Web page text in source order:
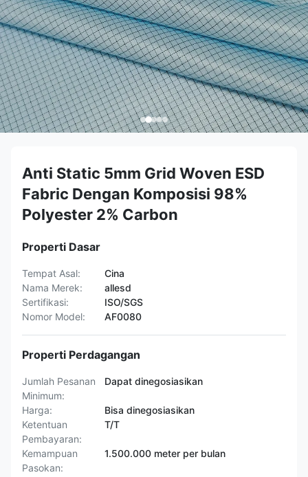
Anti Static 5mm Grid Woven ESD
Fabric Dengan Komposisi 98%
Polyester 2% Carbon
Properti Dasar
Tempat Asal:
Cina
Nama Merek:
allesd
Sertifikasi:
ISO/SGS
Nomor Model:
AF0080
Properti Perdagangan
Jumlah Pesanan
Minimum:
Dapat dinegosiasikan
Harga:
Bisa dinegosiasikan
Ketentuan
Pembayaran:
T/T
Kemampuan
Pasokan:
1.500.000 meter per bulan